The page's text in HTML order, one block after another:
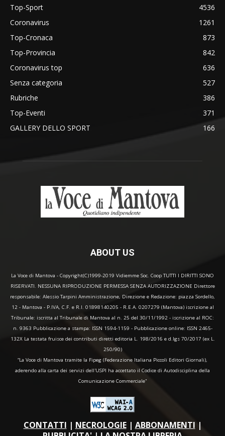
Top-Sport
4536
Coronavirus
1261
Top-Cronaca
873
Top-Provincia
842
Coronavirus top
636
Senza categoria
527
Rubriche
386
Top-Eventi
371
GALLERY DELLO SPORT
166
ABOUT US
La Voce di Mantova - Copyright(C)1999-2019 Vidiemme Soc. Coop TUTTI I DIRITTI SONO
RISERVATI. NESSUNA RIPRODUZIONE PERMESSA SENZA AUTORIZZAZIONE Direttore
responsabile: Alessio Tarpini Amministrazione, Direzione e Redazione: piazza Sordello,
12 - Mantova - P.IVA, C.F. e R.I. 01898140205 - R.E.A. 0207279 (Mantova) iscrizione al
Tribunale: iscritta al Tribunale di Mantova al n. 25 del 30/11/1992 - iscrizione al ROC:
n. 9363 Pubblicazione a stampa: ISSN 1594-1159 - Pubblicazione online: ISSN 2465-
132X La testata fruisce dei contributi diretti editoria L. 198/2016 e d.lgs 70/2017 (ex L.
250/90)
“La Voce di Mantova tramite la Fipeg (Federazione Italiana Piccoli Editori Giornali),
aderendo alla carta dei servizi dell'USPI ha accettato il Codice di Autodisciplina della
Comunicazione Commerciale"
CONTATTI | NECROLOGIE| ABBONAMENTI |